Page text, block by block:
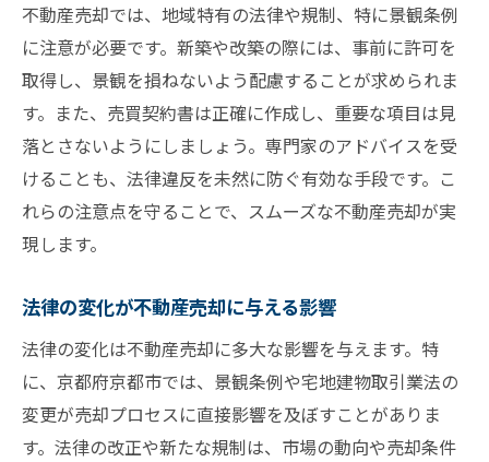
不動産売却では、地域特有の法律や規制、特に景観条例
に注意が必要です。新築や改築の際には、事前に許可を
取得し、景観を損ねないよう配慮することが求められま
す。また、売買契約書は正確に作成し、重要な項目は見
落とさないようにしましょう。専門家のアドバイスを受
けることも、法律違反を未然に防ぐ有効な手段です。こ
れらの注意点を守ることで、スムーズな不動産売却が実
現します。
法律の変化が不動産売却に与える影響
法律の変化は不動産売却に多大な影響を与えます。特
に、京都府京都市では、景観条例や宅地建物取引業法の
変更が売却プロセスに直接影響を及ぼすことがありま
す。法律の改正や新たな規制は、市場の動向や売却条件